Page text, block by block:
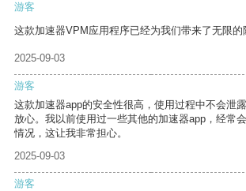
游客
这款加速器VPM应用程序已经为我们带来了无限的
2025-09-03
游客
这款加速器app的安全性很高，使用过程中不会泄
放心。我以前使用过一些其他的加速器app，经常
情况，这让我非常担心。
2025-09-03
游客